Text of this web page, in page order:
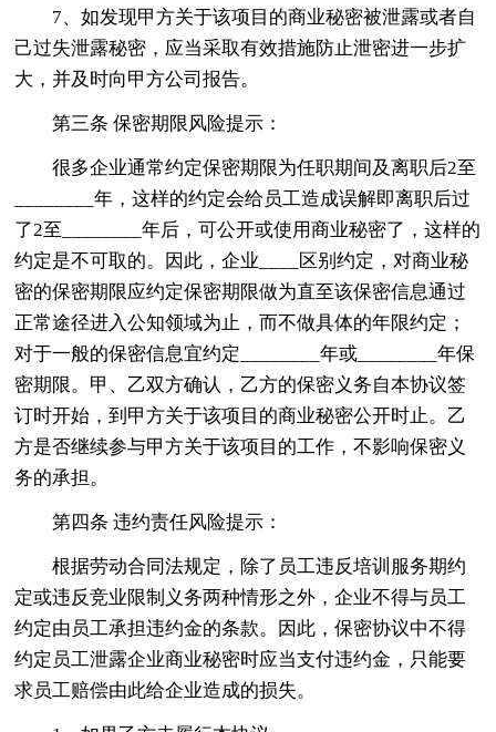
7、如发现甲方关于该项目的商业秘密被泄露或者自
己过失泄露秘密，应当采取有效措施防止泄密进一步扩
大，并及时向甲方公司报告。
第三条 保密期限风险提示：
很多企业通常约定保密期限为任职期间及离职后2至
________年，这样的约定会给员工造成误解即离职后过
了2至________年后，可公开或使用商业秘密了，这样的
约定是不可取的。因此，企业____区别约定，对商业秘
密的保密期限应约定保密期限做为直至该保密信息通过
正常途径进入公知领域为止，而不做具体的年限约定；
对于一般的保密信息宜约定________年或________年保
密期限。甲、乙双方确认，乙方的保密义务自本协议签
订时开始，到甲方关于该项目的商业秘密公开时止。乙
方是否继续参与甲方关于该项目的工作，不影响保密义
务的承担。
第四条 违约责任风险提示：
根据劳动合同法规定，除了员工违反培训服务期约
定或违反竞业限制义务两种情形之外，企业不得与员工
约定由员工承担违约金的条款。因此，保密协议中不得
约定员工泄露企业商业秘密时应当支付违约金，只能要
求员工赔偿由此给企业造成的损失。